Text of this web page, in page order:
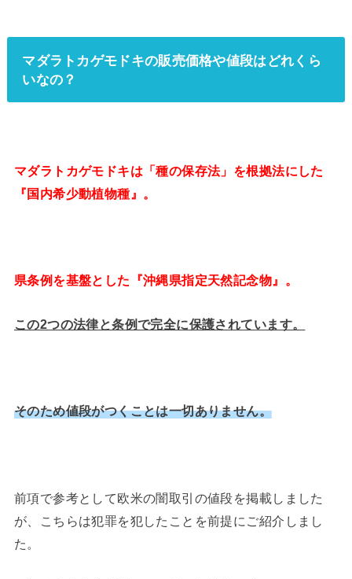
マダラトカゲモドキの販売価格や値段はどれくら
いなの？
マダラトカゲモドキは「種の保存法」を根拠法にした
『国内希少動植物種』。
県条例を基盤とした『沖縄県指定天然記念物』。
この2つの法律と条例で完全に保護されています。
そのため値段がつくことは一切ありません。
前項で参考として欧米の闇取引の値段を掲載しました
が、こちらは犯罪を犯したことを前提にご紹介しまし
た。